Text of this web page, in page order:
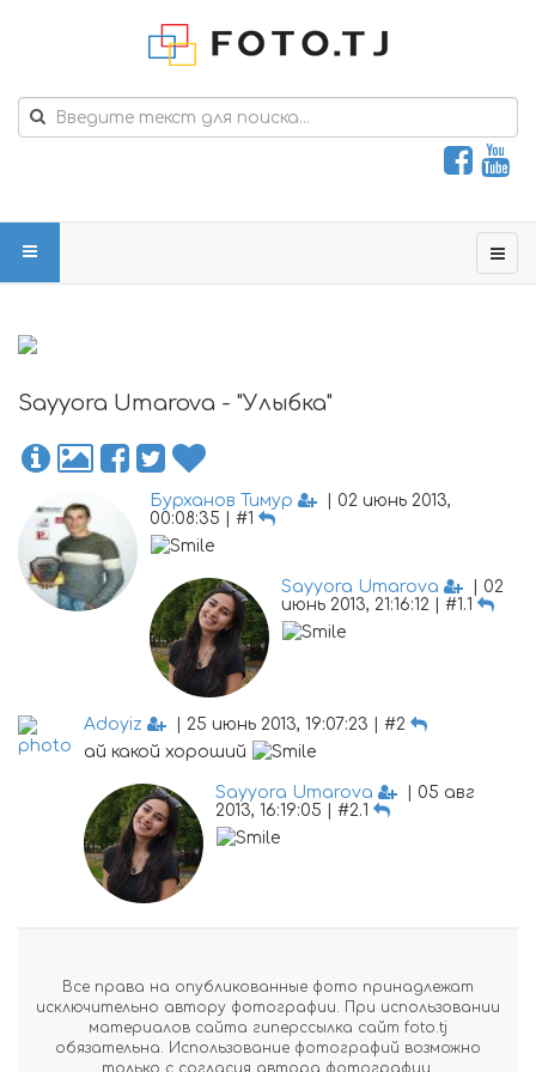
Sayyora Umarova - "Улыбка"
Бурханов Тимур
| 02 июнь 2013,
00:08:35 | #1
Sayyora Umarova
| 02
июнь 2013, 21:16:12 | #1.1
Adoyiz
| 25 июнь 2013, 19:07:23 | #2
ай какой хороший
Sayyora Umarova
| 05 авг
2013, 16:19:05 | #2.1
Все права на опубликованные фото принадлежат
исключительно автору фотографии. При использовании
материалов сайта гиперссылка сайт foto.tj
обязательна. Использование фотографий возможно
только с согласия автора фотографии.